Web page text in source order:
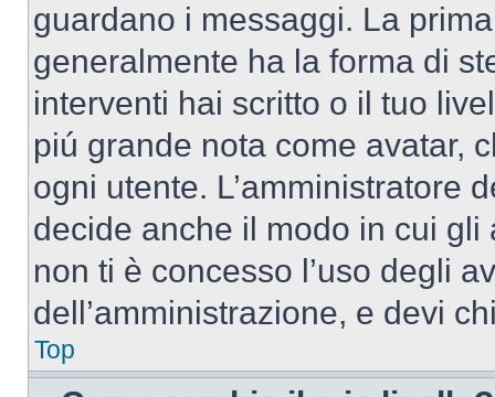
guardano i messaggi. La
generalmente ha la forma di
interventi hai scritto o il tuo
piú grande nota come avatar,
ogni utente. L’amministratore
decide anche il modo in cui
non ti è concesso l’uso degli
dell’amministrazione, e devi
Top